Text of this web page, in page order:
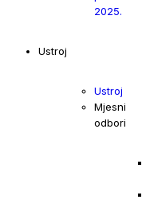
2025.
Ustroj
Ustroj
Mjesni
odbori